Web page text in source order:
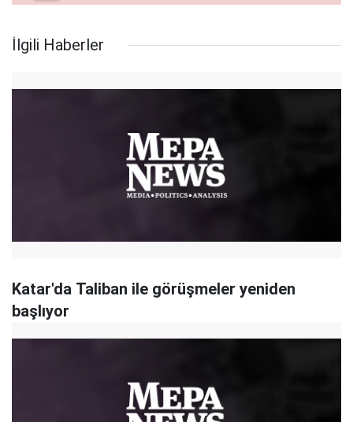
İlgili Haberler
Katar'da Taliban ile görüşmeler yeniden
başlıyor